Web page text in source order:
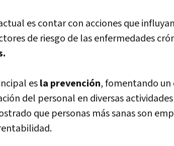
es contar con acciones que
de riesgo de las enfermedades
esla prevención, fomentando un
del personal en diversas
que personas más sanas son